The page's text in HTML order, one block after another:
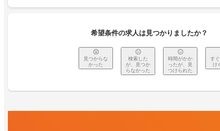
希望条件の求人は見つかりましたか？
見つからな
かった
検索した
が、見つか
らなかった
時間がかか
ったが、見
つけられた
す
け